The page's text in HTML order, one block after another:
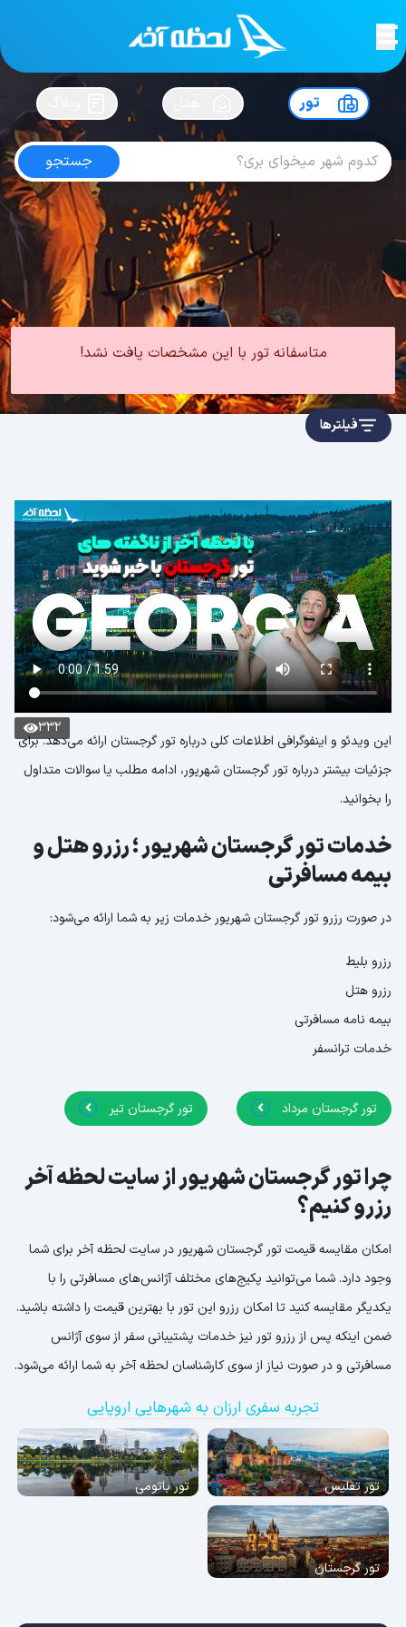
لحظه آخرسفرت رو بساز !
تور
جستجو
تور گرجستان شهریور
4.4 از5| از102 کاربر
تور گرجستان
تور گرجستان تابستان
متاسفانه تور با این مشخصات یافت نشد!
فیلترها
332
این ویدئو و اینفوگرافی اطلاعات کلی درباره تور گرجستان ارائه می‌دهد. برای
جزئیات بیشتر درباره تور گرجستان شهریور، ادامه مطلب یا سوالات متداول
را بخوانید.
خدمات تور گرجستان شهریور ؛ رزرو هتل و
بیمه مسافرتی
در صورت رزرو تور گرجستان شهریور خدمات زیر به شما ارائه می‌شود:
رزرو بلیط
رزرو هتل
بیمه نامه مسافرتی
خدمات ترانسفر
تور گرجستان مرداد تور گرجستان تیر
چرا تور گرجستان شهریور از سایت لحظه آخر
رزرو کنیم؟
امکان مقایسه قیمت تور گرجستان شهریور در سایت لحظه آخر برای شما
وجود دارد. شما می‌توانید پکیج‌های مختلف آژانس‌های مسافرتی را با
یکدیگر مقایسه کنید تا امکان رزرو این تور با بهترین قیمت را داشته باشید.
ضمن اینکه پس از رزرو تور نیز خدمات پشتیبانی سفر از سوی آژانس
مسافرتی و در صورت نیاز از سوی کارشناسان لحظه آخر به شما ارائه می‌شود.
تجربه سفری ارزان به شهرهایی اروپایی
تور تفلیس تور باتومی
تور گرجستان